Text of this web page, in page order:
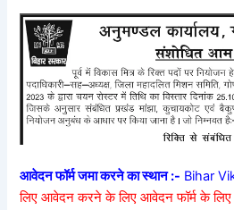
आवेदन फॉर्म जमा करने का स्थान :- Bihar
लिए आवेदन करने के लिए आवेदन फॉर्म के